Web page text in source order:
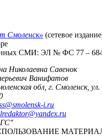
Смоленск» (сетевое
СМИ: ЭЛ № ФС 77 –
Николаевна Савенок
Ванифатов
обл, г. Смоленск,
i.ru